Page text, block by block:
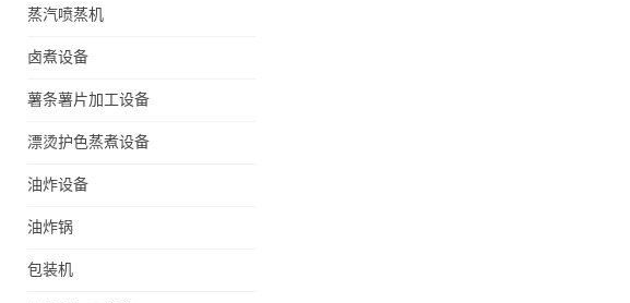
蒸汽喷蒸机
卤煮设备
薯条薯片加工设备
漂烫护色蒸煮设备
油炸设备
油炸锅
包装机